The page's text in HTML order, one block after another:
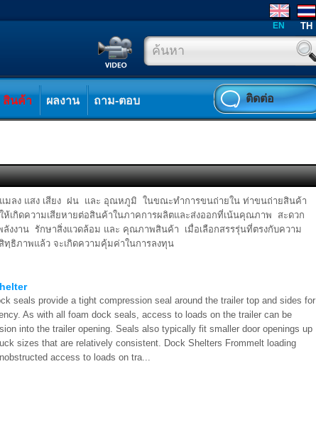
EN TH
สินค้า ผลงาน ถาม-ตอบ ติดต่อ
มลง แสง เสียง ฝน และ อุณหภูมิ ในขณะทำการขนถ่ายใน ท่าขนถ่ายสินค้า
ห้เกิดความเสียหายต่อสินค้าในภาคการผลิตและส่งออกที่เน้นคุณภาพ สะดวก
งงาน รักษาสิ่งแวดล้อม และ คุณภาพสินค้า เมื่อเลือกสรรรุ่นที่ตรงกับความ
ทฺธิภาพแล้ว จะเกิดความคุ้มค่าในการลงทุน
seals provide a tight compression seal around the trailer top and sides for
As with all foam dock seals, access to loads on the trailer can be
into the trailer opening. Seals also typically fit smaller door openings up
sizes that are relatively consistent. Dock Shelters Frommelt loading
access to loads on tra...